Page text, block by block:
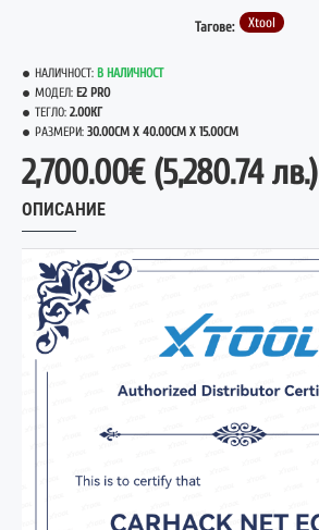
Тагове: Xtool
НАЛИЧНОСТ: В НАЛИЧНОСТ
МОДЕЛ: E2 PRO
ТЕГЛО: 2.00КГ
РАЗМЕРИ: 30.00CM X 40.00CM X 15.00CM
2,700.00€ (5,280.74 лв.)
ОПИСАНИЕ